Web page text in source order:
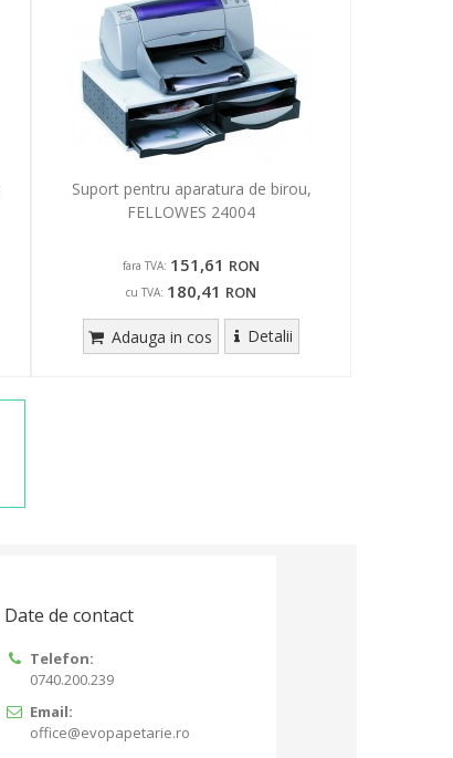
Suport pentru aparatura de birou,
FELLOWES 24004
fara TVA: 151,61 RON
cu TVA: 180,41 RON
Adauga in cos Detalii
Date de contact
Telefon:
0740.200.239
Email:
office@evopapetarie.ro